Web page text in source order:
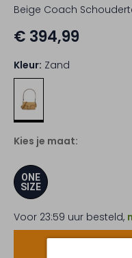
Beige Coach
€ 394,99
Kleur: Zand
Kies je maat:
ONE
SIZE
Voor 23:59 uur besteld,